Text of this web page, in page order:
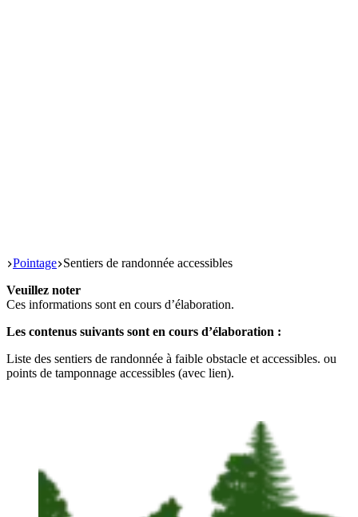
Start
Pointage Sentiers de randonnée accessibles
Veuillez noter
Ces infor­ma­tions sont en cours d’élaboration.
Les conte­nus sui­vants sont en cours d’élaboration :
Liste des sen­tiers de ran­don­née à faible obs­tacle et acces­sibles. ou
points de tam­pon­nage acces­sibles (avec lien).